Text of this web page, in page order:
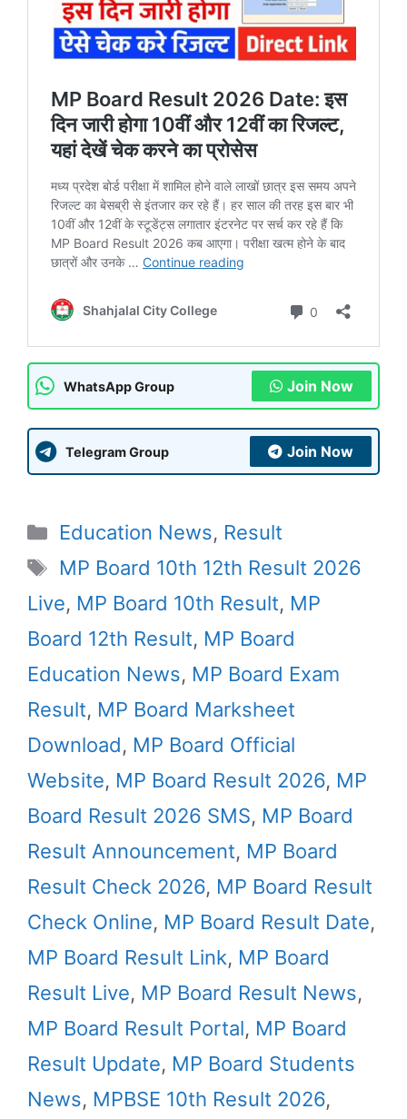
WhatsApp Group Join Now
Telegram Group Join Now
Categories
Education News, Result
Tags
MP Board 10th 12th Result 2026
Live, MP Board 10th Result, MP
Board 12th Result, MP Board
Education News, MP Board Exam
Result, MP Board Marksheet
Download, MP Board Official
Website, MP Board Result 2026, MP
Board Result 2026 SMS, MP Board
Result Announcement, MP Board
Result Check 2026, MP Board Result
Check Online, MP Board Result Date,
MP Board Result Link, MP Board
Result Live, MP Board Result News,
MP Board Result Portal, MP Board
Result Update, MP Board Students
News, MPBSE 10th Result 2026,